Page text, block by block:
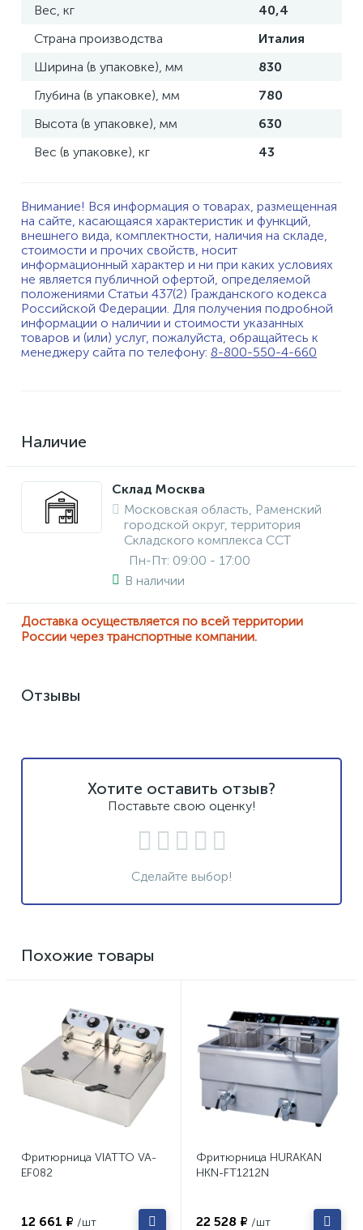
Вес, кг
40,4
Страна производства
Италия
Ширина (в упаковке), мм
830
Глубина (в упаковке), мм
780
Высота (в упаковке), мм
630
Вес (в упаковке), кг
43
Внимание! Вся информация о товарах, размещенная
на сайте, касающаяся характеристик и функций,
внешнего вида, комплектности, наличия на складе,
стоимости и прочих свойств, носит
информационный характер и ни при каких условиях
не является публичной офертой, определяемой
положениями Статьи 437(2) Гражданского кодекса
Российской Федерации. Для получения подробной
информации о наличии и стоимости указанных
товаров и (или) услуг, пожалуйста, обращайтесь к
менеджеру сайта по телефону: 8-800-550-4-660
Наличие
Склад Москва
Московская область, Раменский
городской округ, территория
Складского комплекса ССТ
Пн-Пт: 09:00 - 17:00
В наличии
Доставка осуществляется по всей территории
России через транспортные компании.
Отзывы
Хотите оставить отзыв?
Поставьте свою оценку!
Сделайте выбор!
Похожие товары
Фритюрница VIATTO VA-
EF082
12 661 ₽ /шт
Фритюрница HURAKAN
HKN-FT1212N
22 528 ₽ /шт